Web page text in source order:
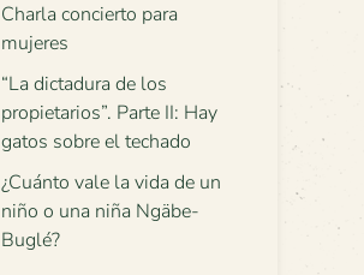
Charla concierto para
mujeres
“La dictadura de los
propietarios”. Parte II: Hay
gatos sobre el techado
¿Cuánto vale la vida de un
niño o una niña Ngäbe-
Buglé?